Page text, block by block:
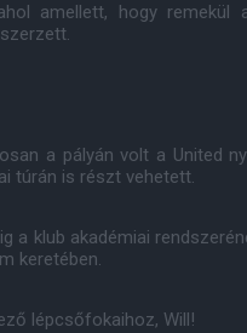
amellett, hogy
a pályán volt a United
túrán is részt vehetett.
a klub akadémiai
keretében.
lépcsőfokaihoz, Will!